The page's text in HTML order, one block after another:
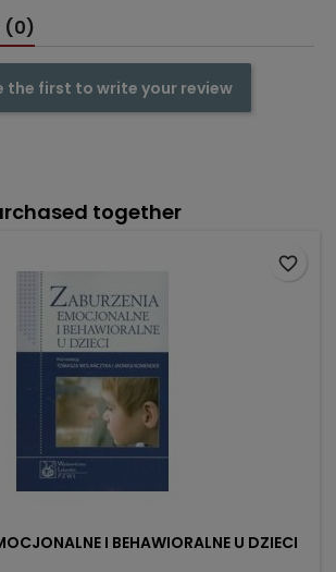
(0)
the first to write your review
together
I BEHAWIORALNE U DZIECI
favorite_border